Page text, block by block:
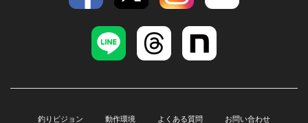
釣りビジョン 動作環境 よくある質問 お問い合わせ